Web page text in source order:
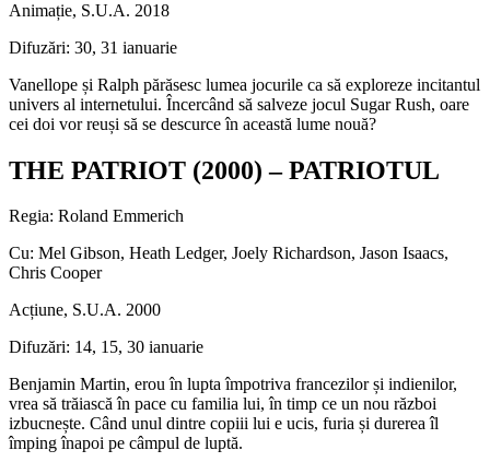
Animație, S.U.A. 2018
Difuzări: 30, 31 ianuarie
Vanellope și Ralph părăsesc lumea jocurile ca să exploreze incitantul
univers al internetului. Încercând să salveze jocul Sugar Rush, oare
cei doi vor reuși să se descurce în această lume nouă?
THE PATRIOT (2000) – PATRIOTUL
Regia: Roland Emmerich
Cu: Mel Gibson, Heath Ledger, Joely Richardson, Jason Isaacs,
Chris Cooper
Acțiune, S.U.A. 2000
Difuzări: 14, 15, 30 ianuarie
Benjamin Martin, erou în lupta împotriva francezilor și indienilor,
vrea să trăiască în pace cu familia lui, în timp ce un nou război
izbucnește. Când unul dintre copiii lui e ucis, furia și durerea îl
împing înapoi pe câmpul de luptă.